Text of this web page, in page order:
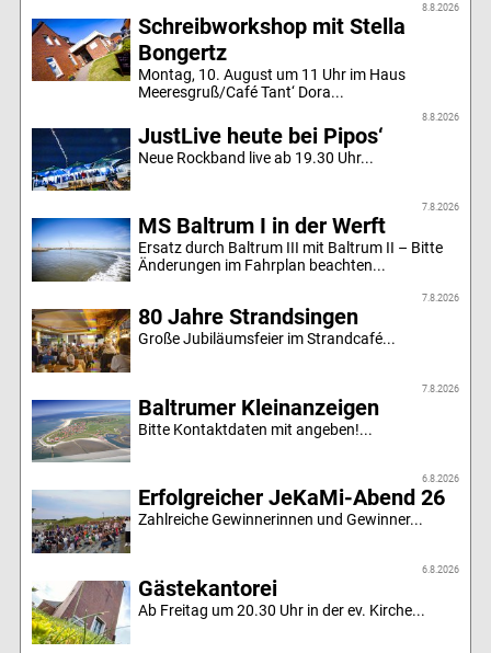
8.8.2026
Schreibworkshop mit Stella
Bongertz
Montag, 10. August um 11 Uhr im Haus
Meeresgruß/Café Tant‘ Dora...
8.8.2026
JustLive heute bei Pipos‘
Neue Rockband live ab 19.30 Uhr...
7.8.2026
MS Baltrum I in der Werft
Ersatz durch Baltrum III mit Baltrum II – Bitte
Änderungen im Fahrplan beachten...
7.8.2026
80 Jahre Strandsingen
Große Jubiläumsfeier im Strandcafé...
7.8.2026
Baltrumer Kleinanzeigen
Bitte Kontaktdaten mit angeben!...
6.8.2026
Erfolgreicher JeKaMi-Abend 26
Zahlreiche Gewinnerinnen und Gewinner...
6.8.2026
Gästekantorei
Ab Freitag um 20.30 Uhr in der ev. Kirche...